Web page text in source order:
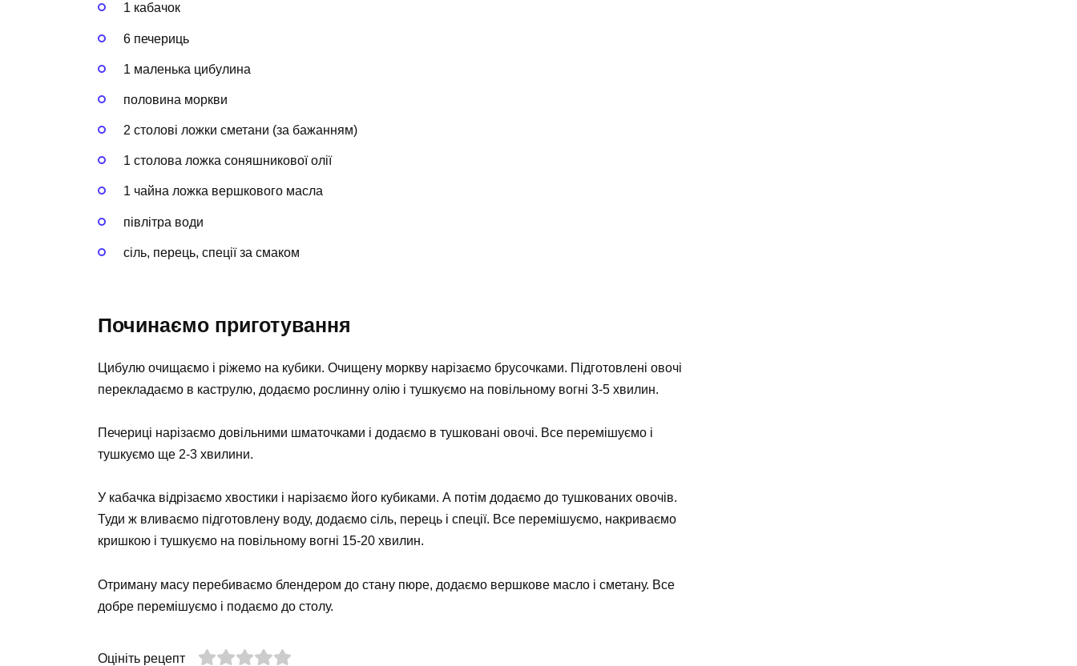
1 кабачок
6 печериць
1 маленька цибулина
половина моркви
2 столові ложки сметани (за бажанням)
1 столова ложка соняшникової олії
1 чайна ложка вершкового масла
півлітра води
сіль, перець, спеції за смаком
Починаємо приготування
Цибулю очищаємо і ріжемо на кубики. Очищену моркву нарізаємо брусочками. Підготовлені овочі
перекладаємо в каструлю, додаємо рослинну олію і тушкуємо на повільному вогні 3-5 хвилин.
Печериці нарізаємо довільними шматочками і додаємо в тушковані овочі. Все перемішуємо і
тушкуємо ще 2-3 хвилини.
У кабачка відрізаємо хвостики і нарізаємо його кубиками. А потім додаємо до тушкованих овочів.
Туди ж вливаємо підготовлену воду, додаємо сіль, перець і спеції. Все перемішуємо, накриваємо
кришкою і тушкуємо на повільному вогні 15-20 хвилин.
Отриману масу перебиваємо блендером до стану пюре, додаємо вершкове масло і сметану. Все
добре перемішуємо і подаємо до столу.
Оцініть рецепт